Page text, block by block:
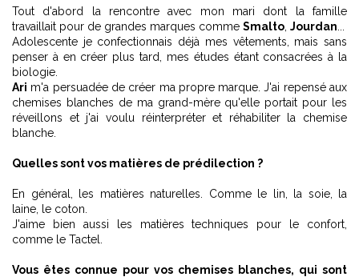
Tout d'abord la rencontre avec mon mari dont la famille
travaillait pour de grandes marques comme Smalto Jourdan
Adolescente je confectionnais déjà mes vêtements, mais sans
penser à en créer plus tard, mes études étant consacrées à la
biologie.
Ari m'a persuadée de créer ma propre marque. J'ai repensé aux
chemises blanches de ma grand-mère qu'elle portait pour les
réveillons et j'ai voulu réinterpréter et réhabiliter la chemise
blanche.
Quelles sont vos matières de prédilection ?
En général, les matières naturelles. Comme le lin, la soie, la
laine, le coton.
J'aime bien aussi les matières techniques pour le confort,
comme le Tactel.
Vous êtes connue pour vos chemises blanches, qui sont